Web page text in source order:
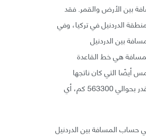
بين الأرض والقمر. فقد
إلى حدوث كسوف كُلي بمنطقة الدردنيل في تركيا، وفي
الشمس. وبمعرفة المسافة بين الدردنيل
هذه المسافة هي خط القاعدة
أيضًا التي كان ناتجها
حوالي عشر درجة؛ فقد استطاع هيباركوس معرفة المسافة بين الأرض والقمر والتي كانت تُقدر بحوالي 563300 كم، أي
حساب المسافة بين الدردنيل